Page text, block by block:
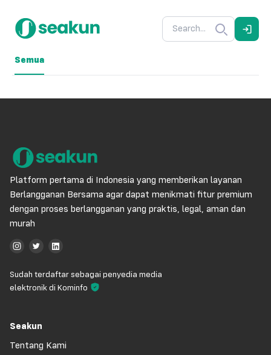
Semua
Platform pertama di Indonesia yang memberikan layanan
Berlangganan Bersama agar dapat menikmati fitur premium
dengan proses berlangganan yang praktis, legal, aman dan
murah
Sudah terdaftar sebagai penyedia media
elektronik di Kominfo
Seakun
Tentang Kami